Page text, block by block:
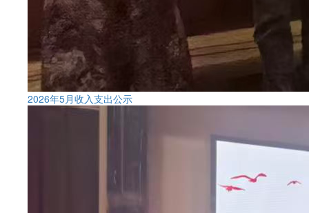
2026年5月收入支出公示